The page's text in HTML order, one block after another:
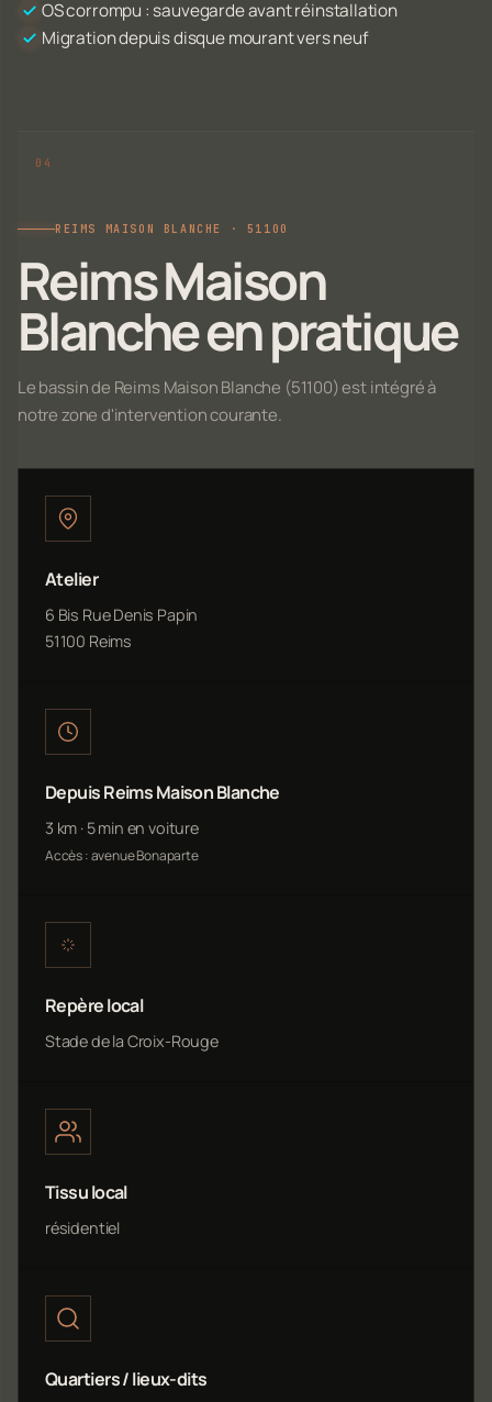
OS corrompu : sauvegarde avant réinstallation
Migration depuis disque mourant vers neuf
REIMS MAISON BLANCHE · 51100
Reims Maison
Blanche en pratique
Le bassin de Reims Maison Blanche (51100) est intégré à
notre zone d'intervention courante.
Atelier
6 Bis Rue Denis Papin
51100 Reims
Depuis Reims Maison Blanche
3 km · 5 min en voiture
Accès : avenue Bonaparte
Repère local
Stade de la Croix-Rouge
Tissu local
résidentiel
Quartiers / lieux-dits